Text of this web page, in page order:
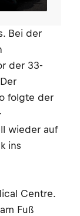
Bei der
der 33-
folgte der
wieder auf
ins
Centre.
Fuß